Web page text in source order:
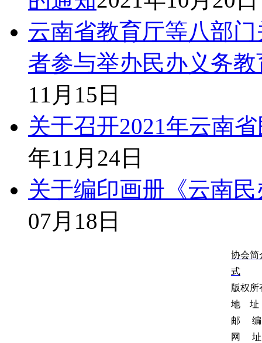
云南省教育厅等八部
者参与举办民办义务
11月15日
关于召开2021年云南
年11月24日
关于编印画册《云南
07月18日
协会简
式
版权所
地 址
邮 编
网 址